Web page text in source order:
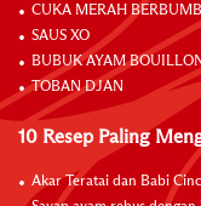
CUKA MERAH
SAUS XO
BUBUK AYAM
TOBAN DJAN
10 Resep Paling
Akar Teratai dan Babi